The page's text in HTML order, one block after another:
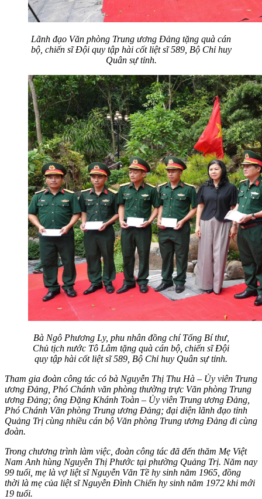
Lãnh đạo Văn phòng Trung ương Đảng tặng quà cán
bộ, chiến sĩ Đội quy tập hài cốt liệt sĩ 589, Bộ Chỉ huy
Quân sự tỉnh.
Bà Ngô Phương Ly, phu nhân đồng chí Tổng Bí thư,
Chủ tịch nước Tô Lâm tặng quà cán bộ, chiến sĩ Đội
quy tập hài cốt liệt sĩ 589, Bộ Chỉ huy Quân sự tỉnh.
Tham gia đoàn công tác có bà Nguyễn Thị Thu Hà – Ủy viên Trung
ương Đảng, Phó Chánh văn phòng thường trực Văn phòng Trung
ương Đảng; ông Đặng Khánh Toàn – Ủy viên Trung ương Đảng,
Phó Chánh Văn phòng Trung ương Đảng; đại diện lãnh đạo tỉnh
Quảng Trị cùng nhiều cán bộ Văn phòng Trung ương Đảng đi cùng
đoàn.
Trong chương trình làm việc, đoàn công tác đã đến thăm Mẹ Việt
Nam Anh hùng Nguyễn Thị Phước tại phường Quảng Trị. Năm nay
99 tuổi, mẹ là vợ liệt sĩ Nguyễn Văn Tề hy sinh năm 1965, đồng
thời là mẹ của liệt sĩ Nguyễn Đình Chiến hy sinh năm 1972 khi mới
19 tuổi.